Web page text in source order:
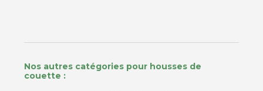
Nos autres catégories pour housses de
couette :